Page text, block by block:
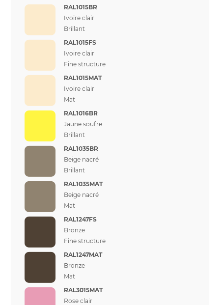
RAL1015BR
Ivoire clair
Brillant
RAL1015FS
Ivoire clair
Fine structure
RAL1015MAT
Ivoire clair
Mat
RAL1016BR
Jaune soufre
Brillant
RAL1035BR
Beige nacré
Brillant
RAL1035MAT
Beige nacré
Mat
RAL1247FS
Bronze
Fine structure
RAL1247MAT
Bronze
Mat
RAL3015MAT
Rose clair